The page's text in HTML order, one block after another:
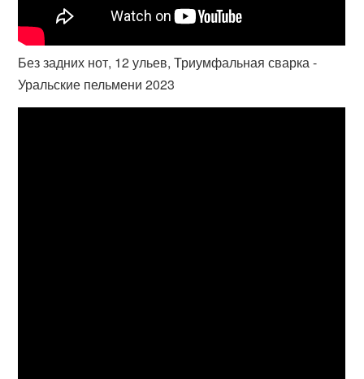
Без задних нот, 12 ульев, Триумфальная сварка -
Уральские пельмени 2023